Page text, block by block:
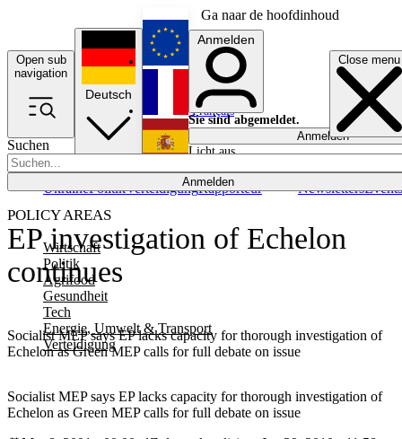
Ga naar de hoofdinhoud
Open sub
navigation
Close menu
Suchen
Anmelden
POLICY AREAS
Wirtschaft
Politik
Agrifood
Gesundheit
Tech
Energie, Umwelt & Transport
Verteidigung
UkrainePolitikVerteidigungRapporteur NewslettersEvents
Deutsch
English
Français
Anmelden
Sie sind abgemeldet.
Anmelden
Licht aus
EP investigation of Echelon
continues
Socialist MEP says EP lacks capacity for thorough investigation of
Echelon as Green MEP calls for full debate on issue
Socialist MEP says EP lacks capacity for thorough investigation of
Echelon as Green MEP calls for full debate on issue